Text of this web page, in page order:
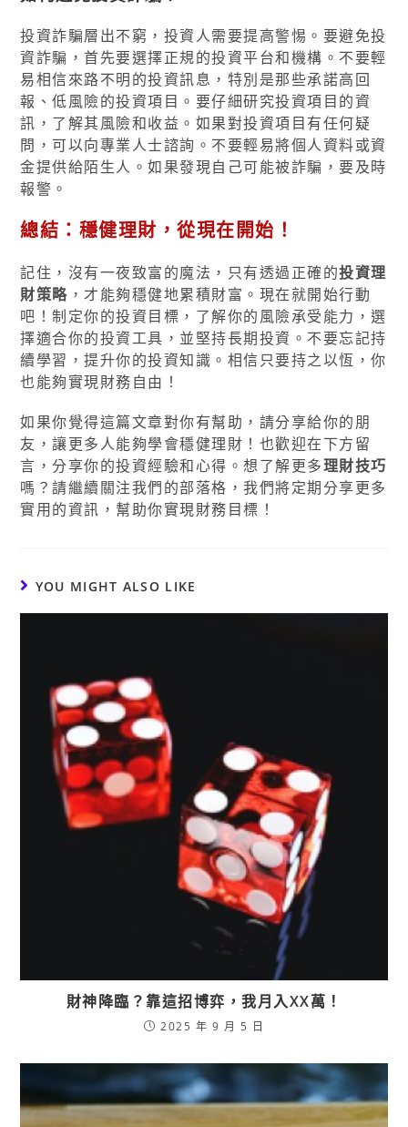
投資詐騙層出不窮，投資人需要提高警惕。要避免投
資詐騙，首先要選擇正規的投資平台和機構。不要輕
易相信來路不明的投資訊息，特別是那些承諾高回
報、低風險的投資項目。要仔細研究投資項目的資
訊，了解其風險和收益。如果對投資項目有任何疑
問，可以向專業人士諮詢。不要輕易將個人資料或資
金提供給陌生人。如果發現自己可能被詐騙，要及時
報警。
總結：穩健理財，從現在開始！
記住，沒有一夜致富的魔法，只有透過正確的投資理
財策略 ，才能夠穩健地累積財富。現在就開始行動
吧！制定你的投資目標，了解你的風險承受能力，選
擇適合你的投資工具，並堅持長期投資。不要忘記持
續學習，提升你的投資知識。相信只要持之以恆，你
也能夠實現財務自由！
如果你覺得這篇文章對你有幫助，請分享給你的朋
友，讓更多人能夠學會穩健理財！也歡迎在下方留
言，分享你的投資經驗和心得。想了解更多理財技巧
嗎？請繼續關注我們的部落格，我們將定期分享更多
實用的資訊，幫助你實現財務目標！
YOU MIGHT ALSO LIKE
財神降臨？靠這招博弈，我月入XX萬！
2025 年 9 月 5 日